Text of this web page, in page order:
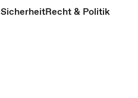
SicherheitRecht & Politik